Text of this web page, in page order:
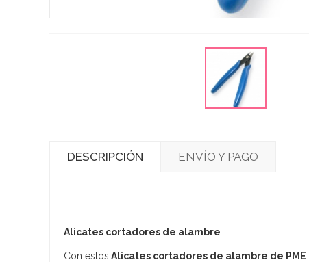
DESCRIPCIÓN ENVÍO Y PAGO
Alicates cortadores de alambre
Con estos Alicates cortadores de alambre de PME